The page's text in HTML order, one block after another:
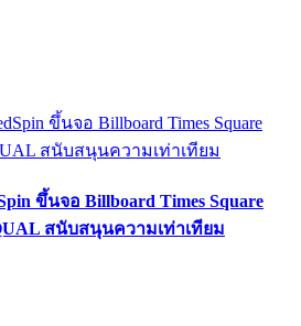
ขึ้นจอ Billboard Times Square
สนับสนุนความเท่าเทียม